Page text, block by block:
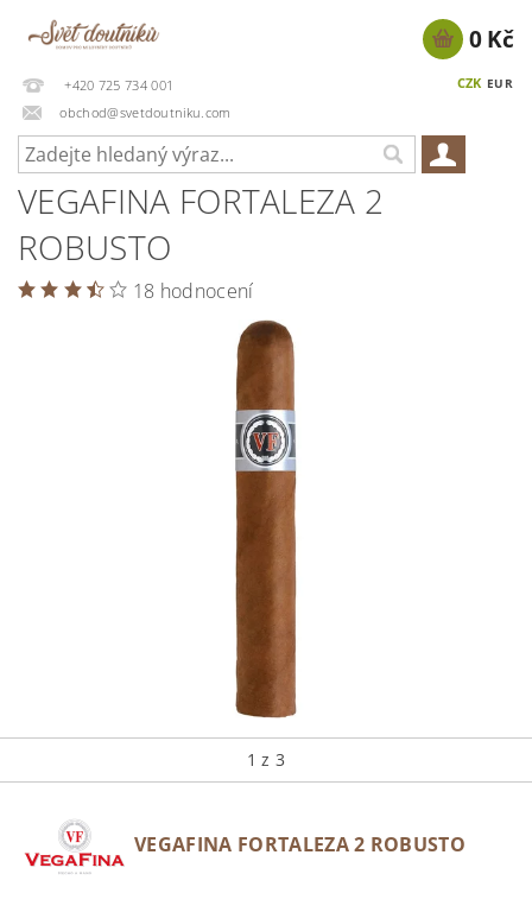
+420 725 734 001
obchod@svetdoutniku.com
CZK EUR
0 Kč
VEGAFINA FORTALEZA 2
ROBUSTO
18 hodnocení
1 z 3
VEGAFINA FORTALEZA 2 ROBUSTO